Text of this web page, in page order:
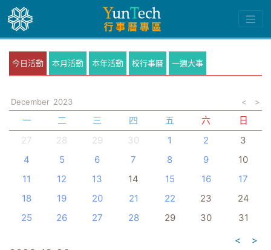
今日活動 本月活動 本年活動 校行事曆 一週大事
December 2023 < >
一 二 三 四 五 六
日
27
28 29 30 1 2
3
4
5 6 7 8 9
10
11
12 13 14 15 16
17
18
19 20 21 22 23
24
25
26 27 28 29 30
31
<
>